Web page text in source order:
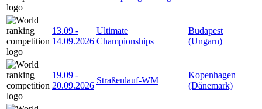
13.09 -
14.09.2026
Ultimate
Championships
Budapest
(Ungarn)
19.09 -
20.09.2026
Straßenlauf-WM
Kopenhagen
(Dänemark)